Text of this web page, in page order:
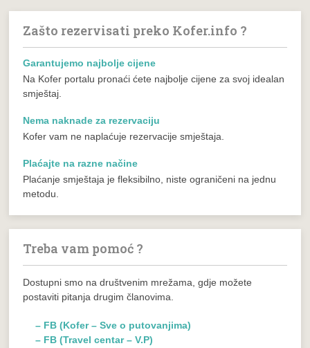
Zašto rezervisati preko Kofer.info ?
Garantujemo najbolje cijene
Na Kofer portalu pronaći ćete najbolje cijene za svoj idealan
smještaj.
Nema naknade za rezervaciju
Kofer vam ne naplaćuje rezervacije smještaja.
Plaćajte na razne načine
Plaćanje smještaja je fleksibilno, niste ograničeni na jednu
metodu.
Treba vam pomoć ?
Dostupni smo na društvenim mrežama, gdje možete
postaviti pitanja drugim članovima.
– FB (Kofer – Sve o putovanjima)
– FB (Travel centar – V.P)